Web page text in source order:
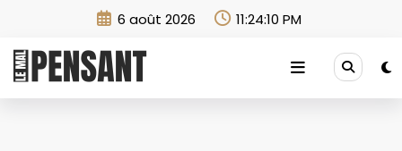
6 août 2026 11:24:11 PM